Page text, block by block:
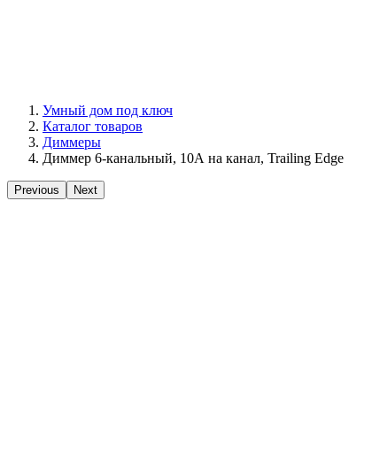
Умный дом под ключ
Каталог товаров
Диммеры
Диммер 6-канальный, 10А на канал, Trailing Edge
Previous Next